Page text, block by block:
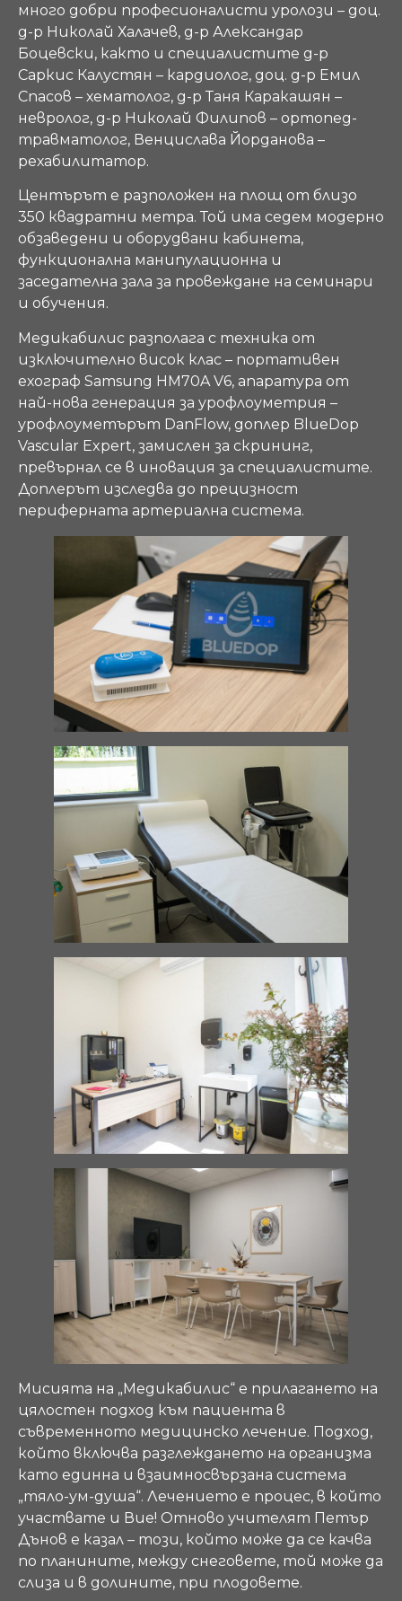
много добри професионалисти уролози – доц.
д-р Николай Халачев, д-р Александар
Боцевски, както и специалистите д-р
Саркис Калустян – кардиолог, доц. д-р Емил
Спасов – хематолог, д-р Таня Каракашян –
невролог, д-р Николай Филипов – ортопед-
травматолог, Венцислава Йорданова –
рехабилитатор.
Центърът е разположен на площ от близо
350 квадратни метра. Той има седем модерно
обзаведени и оборудвани кабинета,
функционална манипулационна и
заседателна зала за провеждане на семинари
и обучения.
Медикабилис разполага с техника от
изключително висок клас – портативен
ехограф Samsung HM70A V6, апаратура от
най-нова генерация за урофлоуметрия –
урофлоуметърът DanFlow, доплер BlueDop
Vascular Expert, замислен за скрининг,
превърнал се в иновация за специалистите.
Доплерът изследва до прецизност
периферната артериална система.
Мисията на „Медикабилис“ е прилагането на
цялостен подход към пациента в
съвременното медицинско лечение. Подход,
който включва разглеждането на организма
като единна и взаимносвързана система
„тяло-ум-душа“. Лечението е процес, в който
участвате и Вие! Отново учителят Петър
Дънов е казал – този, който може да се качва
по планините, между снеговете, той може да
слиза и в долините, при плодовете.